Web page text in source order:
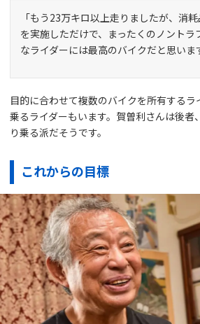
「もう23万キロ以上走りましたが、消
を実施しただけで、まったくのノントラ
なライダーには最高のバイクだと思いま
目的に合わせて複数のバイクを所有する
乗るライダーもいます。賀曽利さんは後者
り乗る派だそうです。
これからの目標